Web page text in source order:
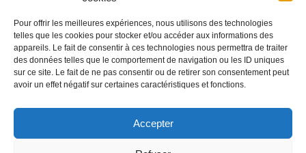
Pour offrir les meilleures expériences, nous utilisons des technologies
telles que les cookies pour stocker et/ou accéder aux informations des
appareils. Le fait de consentir à ces technologies nous permettra de traiter
des données telles que le comportement de navigation ou les ID uniques
sur ce site. Le fait de ne pas consentir ou de retirer son consentement peut
avoir un effet négatif sur certaines caractéristiques et fonctions.
Accepter
(+33) 4 68 76 64 90